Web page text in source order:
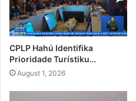
CPLP Hahú Identifika
Prioridade Turístiku…
August 1, 2026